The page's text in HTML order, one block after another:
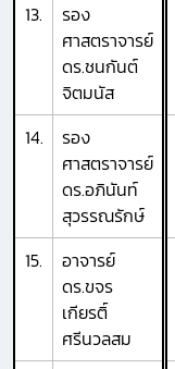
13.
รอง
ศาสตราจารย์
ดร.ชนกันต์
จิตมนัส
14.
รอง
ศาสตราจารย์
ดร.อภินันท์
สุวรรณรักษ์
15.
อาจารย์
ดร.ขจร
เกียรติ์
ศรีนวลสม